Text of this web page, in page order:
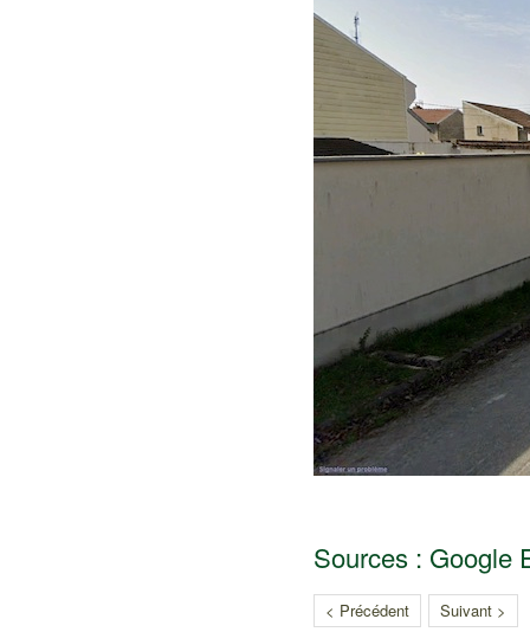
Sources : Google
< Précédent Suivant >